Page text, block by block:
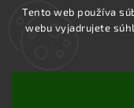
Tento web používa
webu vyjadrujete